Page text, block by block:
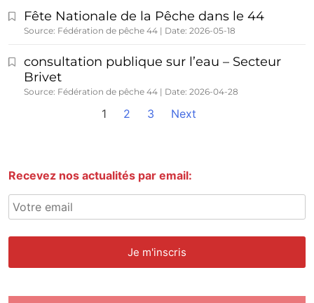
Fête Nationale de la Pêche dans le 44
Source: Fédération de pêche 44 Date: 2026-05-18
consultation publique sur l’eau – Secteur
Brivet
Source: Fédération de pêche 44 Date: 2026-04-28
1 2 3 Next
Recevez nos actualités par email: